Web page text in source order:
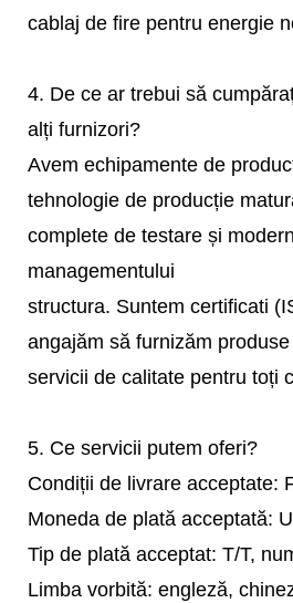
cablaj de fire pentru energie
4. De ce ar trebui să
alți furnizori?
Avem echipamente de
tehnologie de producție
complete de testare și
managementului
structura. Suntem certificati
angajăm să furnizăm
servicii de calitate pentru toți
5. Ce servicii putem oferi?
Condiții de livrare acceptate:
Moneda de plată acceptată:
Tip de plată acceptat: T/T,
Limba vorbită: engleză,